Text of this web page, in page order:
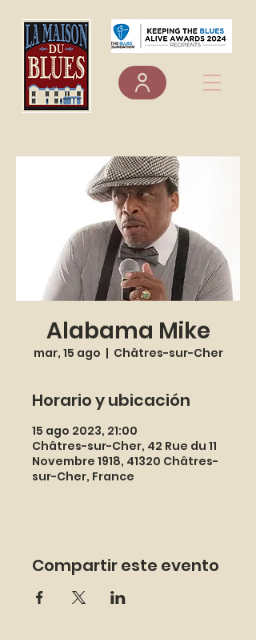
Alabama Mike
mar, 15 ago
  |
Châtres-sur-Cher
Horario y ubicación
15 ago 2023, 21:00
Châtres-sur-Cher, 42 Rue du 11
Novembre 1918, 41320 Châtres-
sur-Cher, France
Compartir este evento